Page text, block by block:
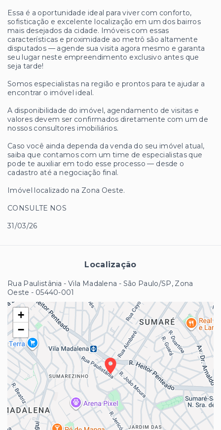
Essa é a oportunidade ideal para viver com conforto,
sofisticação e excelente localização em um dos bairros
mais desejados da cidade. Imóveis com essas
características e proximidade ao metrô são altamente
disputados — agende sua visita agora mesmo e garanta
seu lugar neste empreendimento exclusivo antes que
seja tarde!
Somos especialistas na região e prontos para te ajudar a
encontrar o imóvel ideal.
A disponibilidade do imóvel, agendamento de visitas e
valores devem ser confirmados diretamente com um de
nossos consultores imobiliários.
Caso você ainda dependa da venda do seu imóvel atual,
saiba que contamos com um time de especialistas que
pode te auxiliar em todo esse processo — desde o
cadastro até a negociação final.
Imóvel localizado na Zona Oeste.
CONSULTE NOS
31/03/26
Localização
Rua Paulistânia - Vila Madalena - São Paulo/SP, Zona
Oeste - 05440-001
+
−